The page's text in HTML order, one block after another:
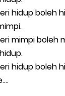
hidup boleh
mimpi boleh
hidup boleh